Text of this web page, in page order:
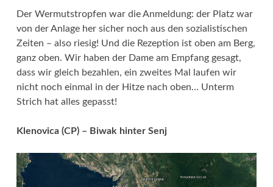
Der Wermutstropfen war die Anmeldung: der Platz war
von der Anlage her sicher noch aus den sozialistischen
Zeiten – also riesig! Und die Rezeption ist oben am Berg,
ganz oben. Wir haben der Dame am Empfang gesagt,
dass wir gleich bezahlen, ein zweites Mal laufen wir
nicht noch einmal in der Hitze nach oben… Unterm
Strich hat alles gepasst!
Klenovica (CP) – Biwak hinter Senj